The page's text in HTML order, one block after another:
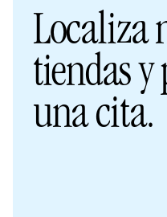
Localiza
tiendas y
una cita.